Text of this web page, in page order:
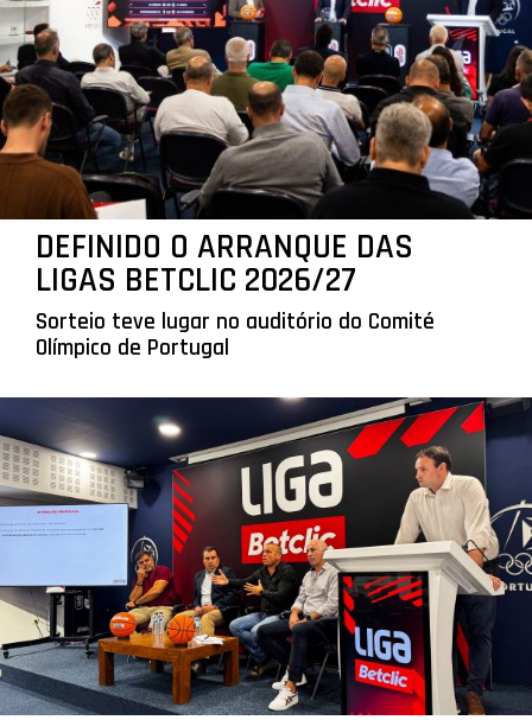
DEFINIDO O ARRANQUE DAS
LIGAS BETCLIC 2026/27
Sorteio teve lugar no auditório do Comité
Olímpico de Portugal